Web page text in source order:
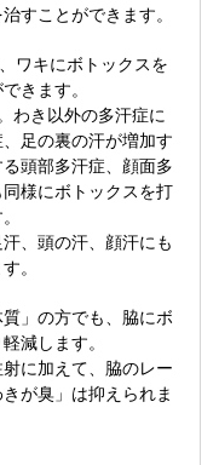
すことができます。
ワキにボトックスを
きます。
わき以外の多汗症に
足の裏の汗が増加す
頭部多汗症、顔面多
様にボトックスを打
、頭の汗、顔汗にも
。
」の方でも、脇にボ
減します。
に加えて、脇のレー
が臭」は抑えられま